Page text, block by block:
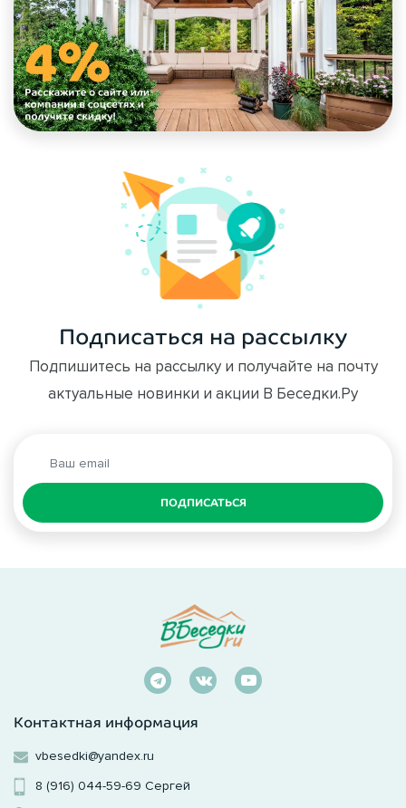
Подписаться на рассылку
Подпишитесь на рассылку и получайте на почту
актуальные новинки и акции В Беседки.Ру
ПОДПИСАТЬСЯ
Контактная информация
vbesedki@yandex.ru
8 (916) 044-59-69 Сергей